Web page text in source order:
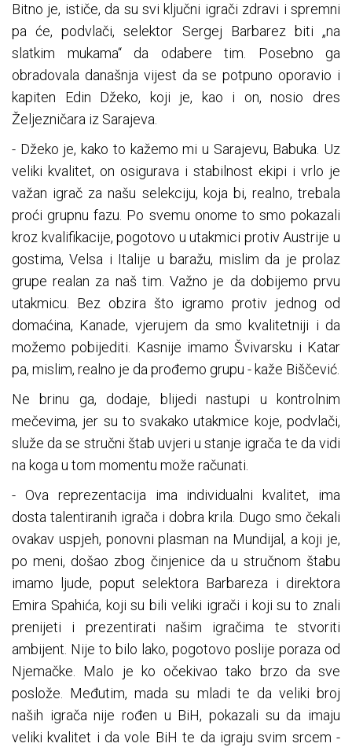
Bitno je, ističe, da su svi ključni igrači zdravi i spremni
pa će, podvlači, selektor Sergej Barbarez biti „na
slatkim mukama“ da odabere tim. Posebno ga
obradovala današnja vijest da se potpuno oporavio i
kapiten Edin Džeko, koji je, kao i on, nosio dres
Željezničara iz Sarajeva.
- Džeko je, kako to kažemo mi u Sarajevu, Babuka. Uz
veliki kvalitet, on osigurava i stabilnost ekipi i vrlo je
važan igrač za našu selekciju, koja bi, realno, trebala
proći grupnu fazu. Po svemu onome to smo pokazali
kroz kvalifikacije, pogotovo u utakmici protiv Austrije u
gostima, Velsa i Italije u baražu, mislim da je prolaz
grupe realan za naš tim. Važno je da dobijemo prvu
utakmicu. Bez obzira što igramo protiv jednog od
domaćina, Kanade, vjerujem da smo kvalitetniji i da
možemo pobijediti. Kasnije imamo Švivarsku i Katar
pa, mislim, realno je da prođemo grupu - kaže Biščević.
Ne brinu ga, dodaje, blijedi nastupi u kontrolnim
mečevima, jer su to svakako utakmice koje, podvlači,
služe da se stručni štab uvjeri u stanje igrača te da vidi
na koga u tom momentu može računati.
- Ova reprezentacija ima individualni kvalitet, ima
dosta talentiranih igrača i dobra krila. Dugo smo čekali
ovakav uspjeh, ponovni plasman na Mundijal, a koji je,
po meni, došao zbog činjenice da u stručnom štabu
imamo ljude, poput selektora Barbareza i direktora
Emira Spahića, koji su bili veliki igrači i koji su to znali
prenijeti i prezentirati našim igračima te stvoriti
ambijent. Nije to bilo lako, pogotovo poslije poraza od
Njemačke. Malo je ko očekivao tako brzo da sve
poslože. Međutim, mada su mladi te da veliki broj
naših igrača nije rođen u BiH, pokazali su da imaju
veliki kvalitet i da vole BiH te da igraju svim srcem -